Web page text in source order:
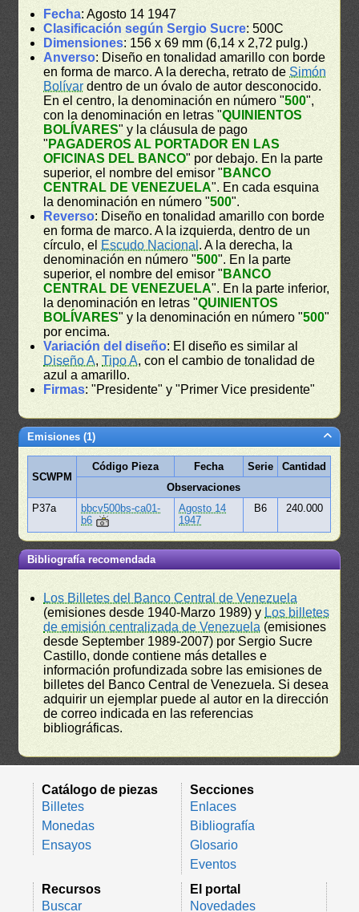
Fecha: Agosto 14 1947
Clasificación según Sergio Sucre: 500C
Dimensiones: 156 x 69 mm (6,14 x 2,72 pulg.)
Anverso: Diseño en tonalidad amarillo con borde
en forma de marco. A la derecha, retrato deSimón
Bolívar dentro de un óvalo de autor desconocido.
En el centro, la denominación en número "500",
con la denominación en letras "QUINIENTOS
BOLÍVARES" y la cláusula de pago
" PAGADEROS AL PORTADOR EN LAS
OFICINAS DEL BANCO" por debajo. En la parte
superior, el nombre del emisor " BANCO
CENTRAL DE VENEZUELA". En cada esquina
la denominación en número "500".
Reverso: Diseño en tonalidad amarillo con borde
en forma de marco. A la izquierda, dentro de un
círculo, el Escudo Nacional . A la derecha, la
denominación en número "500". En la parte
superior, el nombre del emisor " BANCO
CENTRAL DE VENEZUELA". En la parte inferior,
la denominación en letras "QUINIENTOS
BOLÍVARES" y la denominación en número "500"
por encima.
Variación del diseño: El diseño es similar al
Diseño A,Tipo A, con el cambio de tonalidad de
azul a amarillo.
Firmas: "Presidente" y "Primer Vice presidente"
Emisiones (1)
SCWPM
Código Pieza Fecha Serie
Cantidad
Observaciones
P37a
bbcv500bs-ca01-
b6
Agosto 14
1947
B6 240.000
Bibliografía recomendada
Los Billetes del Banco Central de Venezuela
(emisiones desde 1940-Marzo 1989) y Los billetes
de emisión centralizada de Venezuela (emisiones
desde September 1989-2007) por Sergio Sucre
Castillo, donde contiene más detalles e
información profundizada sobre las emisiones de
billetes del Banco Central de Venezuela. Si desea
adquirir un ejemplar puede al autor en la dirección
de correo indicada en las referencias
bibliográficas.
Catálogo de piezas
Billetes
Monedas
Ensayos
Secciones
Enlaces
Bibliografía
Glosario
Eventos
Recursos
Buscar
El portal
Novedades